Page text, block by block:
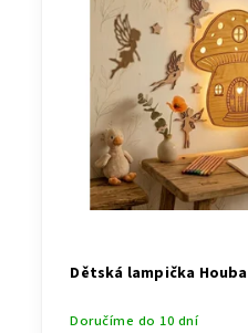
Dětská lampička Houba
Doručíme do 10 dní